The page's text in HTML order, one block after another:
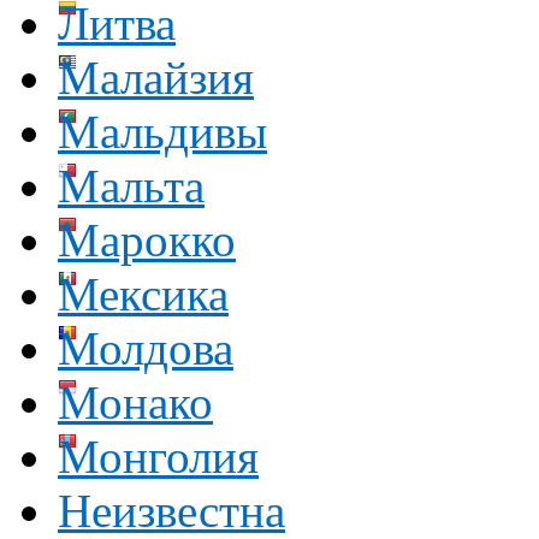
Литва
Малайзия
Мальдивы
Мальта
Марокко
Мексика
Молдова
Монако
Монголия
Неизвестна